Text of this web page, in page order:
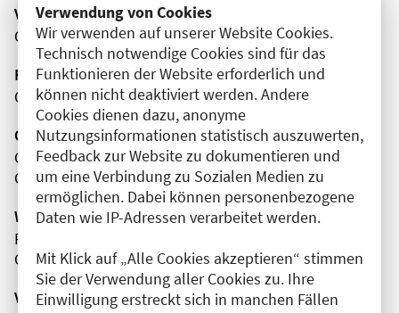
Verwendung von Cookies
Wir verwenden auf unserer Website Cookies.
Technisch notwendige Cookies sind für das
Funktionieren der Website erforderlich und
können nicht deaktiviert werden. Andere
Cookies dienen dazu, anonyme
Nutzungsinformationen statistisch auszuwerten,
Feedback zur Website zu dokumentieren und
um eine Verbindung zu Sozialen Medien zu
ermöglichen. Dabei können personenbezogene
Daten wie IP-Adressen verarbeitet werden.
Mit Klick auf „Alle Cookies akzeptieren“ stimmen
Sie der Verwendung aller Cookies zu. Ihre
Einwilligung erstreckt sich in manchen Fällen
Veranstaltungsort
Online
Fortbildungsformat
Online
Organisator(en)
Charité - Universitätsmedizin Berlin
Campus Mitte
Wissenschaftliche Leitung
Frau Dr. med. Susanne Döpfmer
Charité - Universitätsmedizin Berlin
Veranstaltungsnummer